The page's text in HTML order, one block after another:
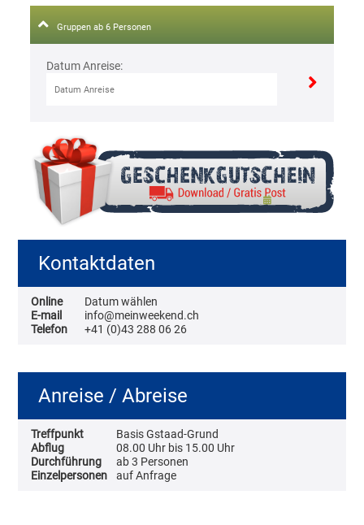
Gruppen ab 6 Personen
Datum Anreise:
Kontaktdaten
Online
Datum wählen
E-mail
info@meinweekend.ch
Telefon
+41 (0)43 288 06 26
Anreise / Abreise
Treffpunkt
Basis Gstaad-Grund
Abflug
08.00 Uhr bis 15.00 Uhr
Durchführung
ab 3 Personen
Einzelpersonen
auf Anfrage